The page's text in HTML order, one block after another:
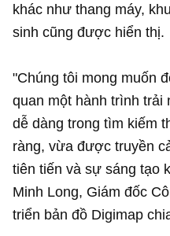
khác như thang máy,
sinh cũng được hiển thị.
"Chúng tôi mong muốn
quan một hành trình trải
dễ dàng trong tìm kiếm
ràng, vừa được truyền
tiên tiến và sự sáng tạo
Minh Long, Giám đốc
triển bản đồ Digimap